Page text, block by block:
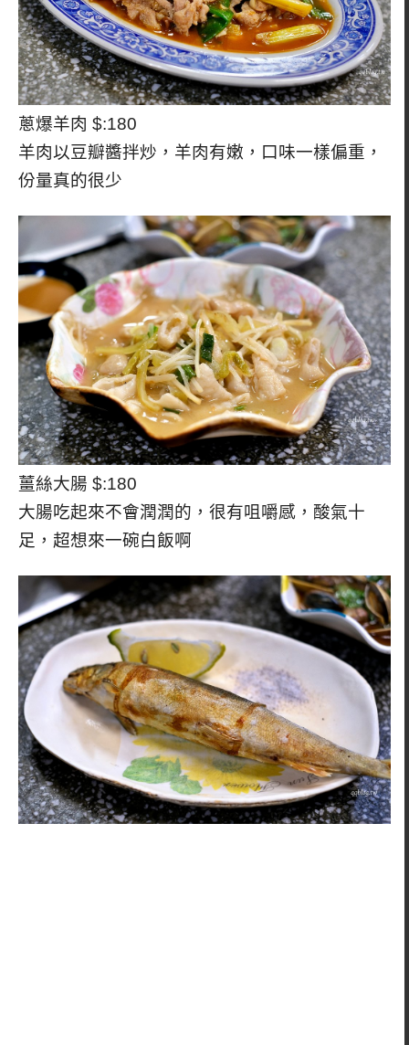
蔥爆羊肉 $:180
羊肉以豆瓣醬拌炒，羊肉有嫩，口味一樣偏重，
份量真的很少
薑絲大腸 $:180
大腸吃起來不會潤潤的，很有咀嚼感，酸氣十
足，超想來一碗白飯啊